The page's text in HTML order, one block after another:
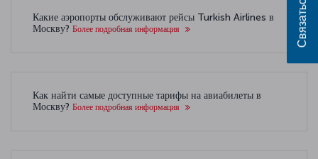
Какие аэропорты обслуживают рейсы Turkish Airlines в
Москву? Более подробная информация
Как найти самые доступные тарифы на авиабилеты в
Москву? Более подробная информация